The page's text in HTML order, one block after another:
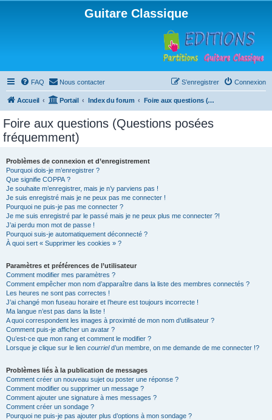
Guitare Classique
FAQ Nous contacter Connexion
S’enregistrer
Accueil Portail Index du forum Foire aux questions (Questions posées fréquemment)
Foire aux questions (Questions posées
fréquemment)
Problèmes de connexion et d’enregistrement
Pourquoi dois-je m’enregistrer ?
Que signifie COPPA ?
Je souhaite m’enregistrer, mais je n’y parviens pas !
Je suis enregistré mais je ne peux pas me connecter !
Pourquoi ne puis-je pas me connecter ?
Je me suis enregistré par le passé mais je ne peux plus me connecter ?!
J’ai perdu mon mot de passe !
Pourquoi suis-je automatiquement déconnecté ?
À quoi sert « Supprimer les cookies » ?
Paramètres et préférences de l’utilisateur
Comment modifier mes paramètres ?
Comment empêcher mon nom d’apparaître dans la liste des membres connectés ?
Les heures ne sont pas correctes !
J’ai changé mon fuseau horaire et l’heure est toujours incorrecte !
Ma langue n’est pas dans la liste !
A quoi correspondent les images à proximité de mon nom d’utilisateur ?
Comment puis-je afficher un avatar ?
Qu’est-ce que mon rang et comment le modifier ?
Lorsque je clique sur le lien courrield’un membre, on me demande de me connecter !?
Problèmes liés à la publication de messages
Comment créer un nouveau sujet ou poster une réponse ?
Comment modifier ou supprimer un message ?
Comment ajouter une signature à mes messages ?
Comment créer un sondage ?
Pourquoi ne puis-je pas ajouter plus d’options à mon sondage ?